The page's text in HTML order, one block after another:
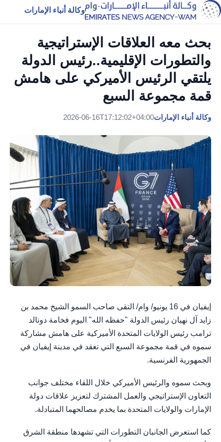
وكالة أنباء الإمارات
بحث معه العلاقات الإستراتيجية
والتطورات الإقليمية..رئيس الدولة
يلتقي الرئيس الأميركي على هامش
قمة مجموعة السبع
وكالة أنباء الإمارات2026-06-16T17:12:02+04:00
إيفيان في 16 يونيو/ وام/ التقى صاحب السمو الشيخ محمد بن
زايد آل نهيان رئيس الدولة "حفظه الله" اليوم فخامة دونالد
ترامب رئيس الولايات المتحدة الأميركية على هامش مشاركة
سموه في قمة مجموعة السبع التي تعقد في مدينة إيفيان في
الجمهورية الفرنسية.
وبحث سموه والرئيس الأميركي خلال اللقاء مختلف جوانب
التعاون الإستراتيجي والعمل المشترك لتعزيز علاقات دولة
الإمارات والولايات المتحدة بما يخدم مصالحهما المتبادلة.
كما استعرض الجانبان التطورات التي تشهدها منطقة الشرق